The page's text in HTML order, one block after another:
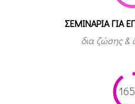
ΣΕΜΙΝΑΡΙΑ ΓΙΑ
δια ζώσης &